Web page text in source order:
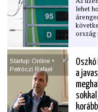
lehet
ország
Startup Online •
Petróczi Rafael
a